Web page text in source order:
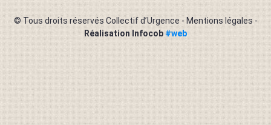
de
l’article
© Tous droits réservés Collectif d’Urgence -Mentions légales-
Réalisation Infocob#web